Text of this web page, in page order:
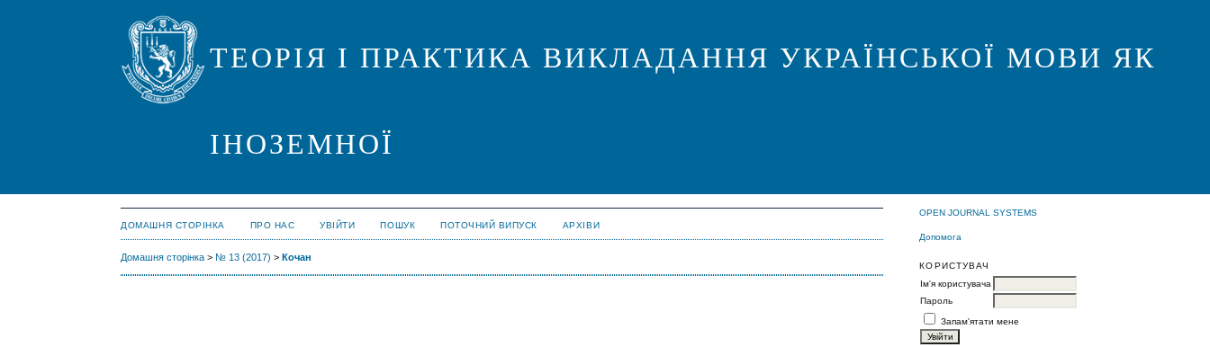
ТЕОРІЯ І ПРАКТИКА ВИКЛАДАННЯ УКРАЇНСЬКОЇ МОВИ ЯК
ІНОЗЕМНОЇ
OPEN JOURNAL SYSTEMS
Допомога
КОРИСТУВАЧ
Ім'я користувача
Пароль
Запам'ятати мене
ДОМАШНЯ СТОРІНКА ПРО НАС УВІЙТИ ПОШУК ПОТОЧНИЙ ВИПУСК АРХІВИ
Домашня сторінка > № 13 (2017) >Кочан